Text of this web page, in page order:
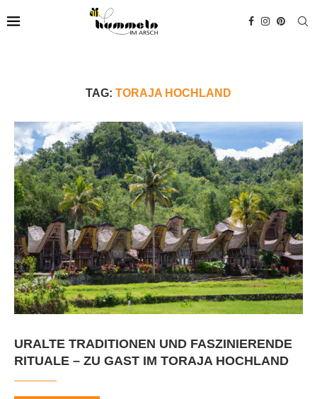
TAG: TORAJA HOCHLAND
URALTE TRADITIONEN UND FASZINIERENDE
RITUALE – ZU GAST IM TORAJA HOCHLAND